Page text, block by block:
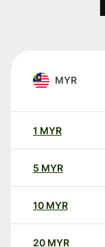
MYR
1 MYR
5 MYR
10 MYR
20 MYR